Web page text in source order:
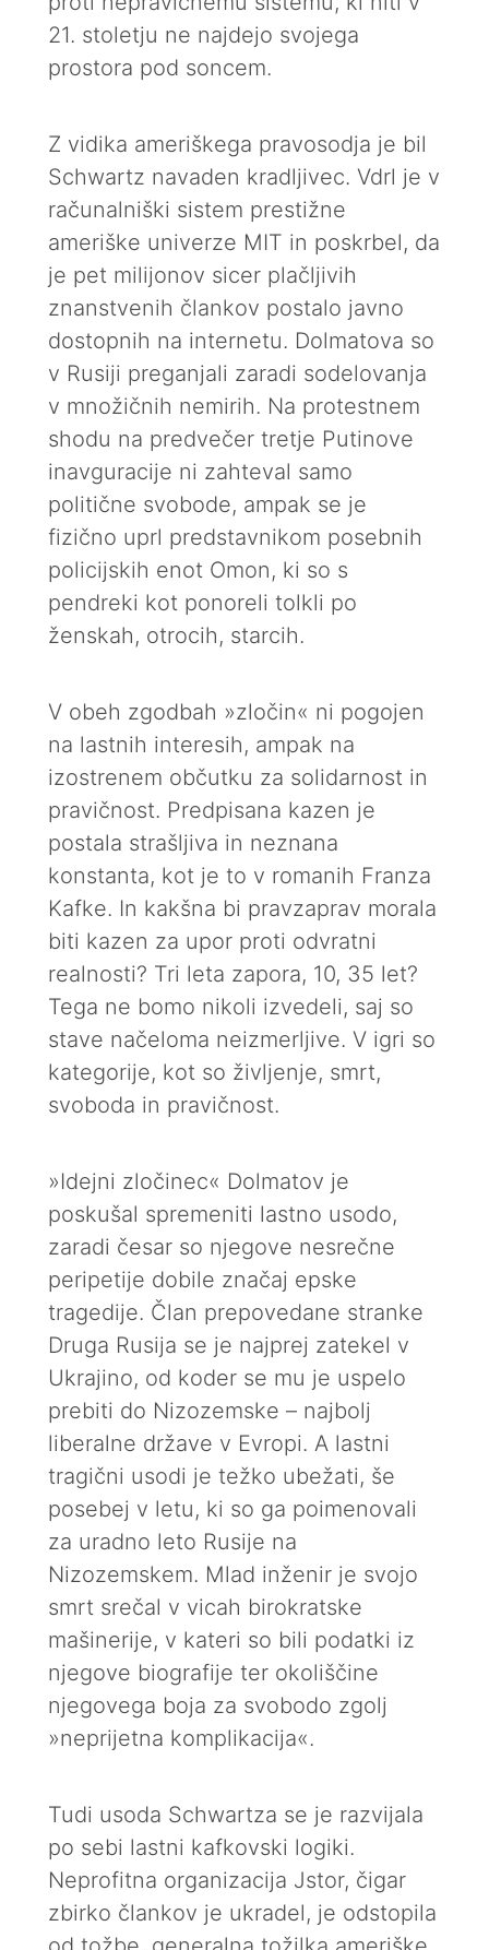
21. stoletju ne najdejo svojega
prostora pod soncem.
Z vidika ameriškega pravosodja je bil
Schwartz navaden kradljivec. Vdrl je v
računalniški sistem prestižne
ameriške univerze MIT in poskrbel, da
je pet milijonov sicer plačljivih
znanstvenih člankov postalo javno
dostopnih na internetu. Dolmatova so
v Rusiji preganjali zaradi sodelovanja
v množičnih nemirih. Na protestnem
shodu na predvečer tretje Putinove
inavguracije ni zahteval samo
politične svobode, ampak se je
fizično uprl predstavnikom posebnih
policijskih enot Omon, ki so s
pendreki kot ponoreli tolkli po
ženskah, otrocih, starcih.
V obeh zgodbah »zločin« ni pogojen
na lastnih interesih, ampak na
izostrenem občutku za solidarnost in
pravičnost. Predpisana kazen je
postala strašljiva in neznana
konstanta, kot je to v romanih Franza
Kafke. In kakšna bi pravzaprav morala
biti kazen za upor proti odvratni
realnosti? Tri leta zapora, 10, 35 let?
Tega ne bomo nikoli izvedeli, saj so
stave načeloma neizmerljive. V igri so
kategorije, kot so življenje, smrt,
svoboda in pravičnost.
»Idejni zločinec« Dolmatov je
poskušal spremeniti lastno usodo,
zaradi česar so njegove nesrečne
peripetije dobile značaj epske
tragedije. Član prepovedane stranke
Druga Rusija se je najprej zatekel v
Ukrajino, od koder se mu je uspelo
prebiti do Nizozemske – najbolj
liberalne države v Evropi. A lastni
tragični usodi je težko ubežati, še
posebej v letu, ki so ga poimenovali
za uradno leto Rusije na
Nizozemskem. Mlad inženir je svojo
smrt srečal v vicah birokratske
mašinerije, v kateri so bili podatki iz
njegove biografije ter okoliščine
njegovega boja za svobodo zgolj
»neprijetna komplikacija«.
Tudi usoda Schwartza se je razvijala
po sebi lastni kafkovski logiki.
Neprofitna organizacija Jstor, čigar
zbirko člankov je ukradel, je odstopila